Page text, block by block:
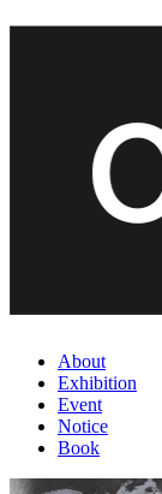
About
Exhibition
Event
Notice
Book